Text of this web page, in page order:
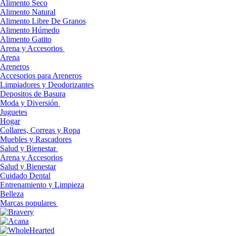
Alimento Seco
Alimento Natural
Alimento Libre De Granos
Alimento Húmedo
Alimento Gatito
Arena y Accesorios
Arena
Areneros
Accesorios para Areneros
Limpiadores y Deodorizantes
Depositos de Basura
Moda y Diversión
Juguetes
Hogar
Collares, Correas y Ropa
Muebles y Rascadores
Salud y Bienestar
Arena y Accesorios
Salud y Bienestar
Cuidado Dental
Entrenamiento y Limpieza
Belleza
Marcas populares